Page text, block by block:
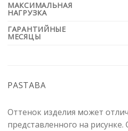
МАКСИМАЛЬНАЯ
НАГРУЗКА
ГАРАНТИЙНЫЕ
МЕСЯЦЫ
PASTABA
Оттенок изделия может
представленного на